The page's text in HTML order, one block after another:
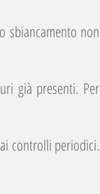
sbiancamento non
già presenti. Per
controlli periodici.